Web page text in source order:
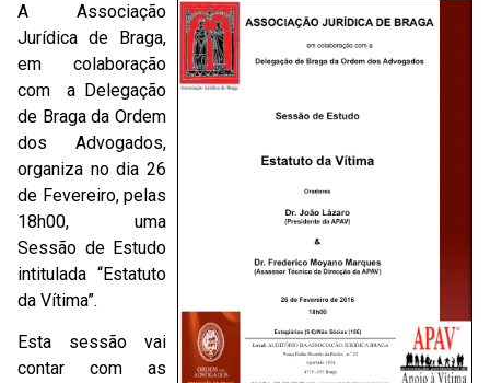
A Associação
Jurídica de Braga,
em colaboração
com a Delegação
de Braga da Ordem
dos Advogados,
organiza no dia 26
de Fevereiro, pelas
18h00, uma
Sessão de Estudo
intitulada “Estatuto
da Vítima”.
Esta sessão vai
contar com as